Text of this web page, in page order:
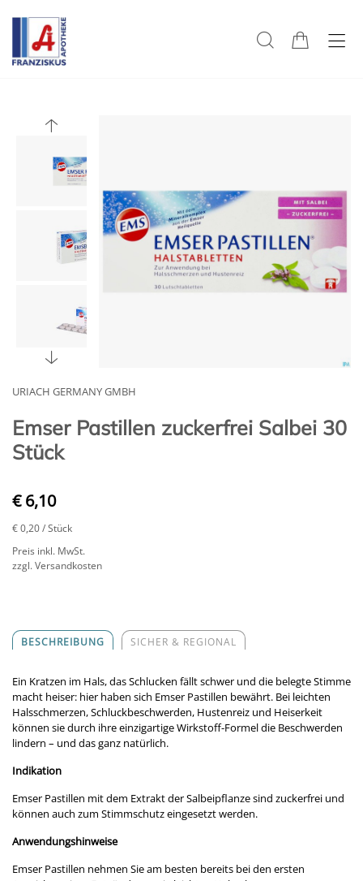
URIACH GERMANY GMBH
Emser Pastillen zuckerfrei Salbei 30
Stück
€ 6,10
€ 0,20/ Stück
Preis inkl. MwSt.
zzgl. Versandkosten
BESCHREIBUNG SICHER & REGIONAL
Ein Kratzen im Hals, das Schlucken fällt schwer und die belegte Stimme
macht heiser: hier haben sich Emser Pastillen bewährt. Bei leichten
Halsschmerzen, Schluckbeschwerden, Hustenreiz und Heiserkeit
können sie durch ihre einzigartige Wirkstoff-Formel die Beschwerden
lindern – und das ganz natürlich.
Indikation
Emser Pastillen mit dem Extrakt der Salbeipflanze sind zuckerfrei und
können auch zum Stimmschutz eingesetzt werden.
Anwendungshinweise
Emser Pastillen nehmen Sie am besten bereits bei den ersten